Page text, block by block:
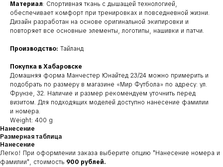
Материал: Спортивная ткань с дышащей технологией,
обеспечивает комфорт при тренировках и повседневной жизни.
Дизайн разработан на основе оригинальной экипировки и
повторяет все основные элементы, логотипы, нашивки и патчи.
Производство: Тайланд
Покупка в Хабаровске
Домашняя форма Манчестер Юнайтед 23/24 можно примерить и
подобрать по размеру в магазине «Мир Футбола» по адресу: ул.
Фрунзе, 32. Наличие и размер рекомендуем уточнить перед
визитом. Для подходящих моделей доступно нанесение фамилии
и номера.
Weight: 400 g
Нанесение
Размерная таблица
Нанесение
Легко! При оформлении заказа выберите опцию "Нанесение номера и
фамилии", стоимость 900 рублей.